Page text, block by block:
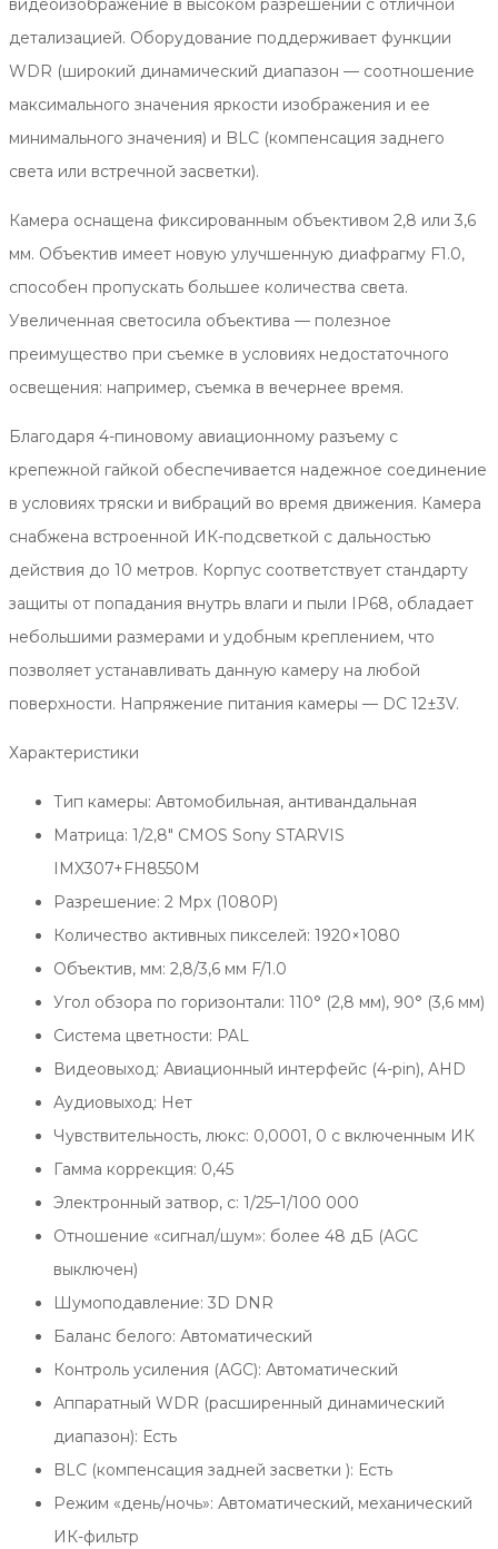
видеоизображение в высоком разрешении с отличной
детализацией. Оборудование поддерживает функции
WDR (широкий динамический диапазон — соотношение
максимального значения яркости изображения и ее
минимального значения) и BLC (компенсация заднего
света или встречной засветки).
Камера оснащена фиксированным объективом 2,8 или 3,6
мм. Объектив имеет новую улучшенную диафрагму F1.0,
способен пропускать большее количества света.
Увеличенная светосила объектива — полезное
преимущество при съемке в условиях недостаточного
освещения: например, съемка в вечернее время.
Благодаря 4-пиновому авиационному разъему с
крепежной гайкой обеспечивается надежное соединение
в условиях тряски и вибраций во время движения. Камера
снабжена встроенной ИК-подсветкой с дальностью
действия до 10 метров. Корпус соответствует стандарту
защиты от попадания внутрь влаги и пыли IP68, обладает
небольшими размерами и удобным креплением, что
позволяет устанавливать данную камеру на любой
поверхности. Напряжение питания камеры — DC 12±3V.
Характеристики
Тип камеры: Автомобильная, антивандальная
Матрица: 1/2,8″ CMOS Sony STARVIS
IMX307+FH8550M
Разрешение: 2 Mpx (1080P)
Количество активных пикселей: 1920×1080
Объектив, мм: 2,8/3,6 мм F/1.0
Угол обзора по горизонтали: 110° (2,8 мм), 90° (3,6 мм)
Система цветности: PAL
Видеовыход: Авиационный интерфейс (4-pin), AHD
Аудиовыход: Нет
Чувствительность, люкс: 0,0001, 0 с включенным ИК
Гамма коррекция: 0,45
Электронный затвор, с: 1/25–1/100 000
Отношение «сигнал/шум»: более 48 дБ (AGC
выключен)
Шумоподавление: 3D DNR
Баланс белого: Автоматический
Контроль усиления (AGC): Автоматический
Аппаратный WDR (расширенный динамический
диапазон): Есть
BLC (компенсация задней засветки ): Есть
Режим «день/ночь»: Автоматический, механический
ИК-фильтр